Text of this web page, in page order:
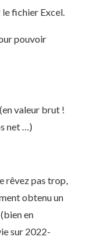
fichier Excel.
pouvoir
valeur brut !
net …)
rêvez pas trop,
obtenu un
en
sur 2022-